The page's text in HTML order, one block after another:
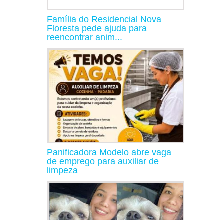
Família do Residencial Nova
Floresta pede ajuda para
reencontrar anim...
Panificadora Modelo abre vaga
de emprego para auxiliar de
limpeza